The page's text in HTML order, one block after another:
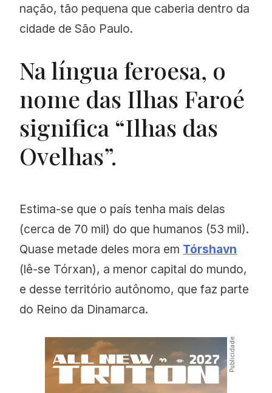
nação, tão pequena que caberia dentro da
cidade de São Paulo.
Na língua feroesa, o
nome das Ilhas Faroé
significa “Ilhas das
Ovelhas”.
Estima-se que o país tenha mais delas
(cerca de 70 mil) do que humanos (53 mil).
Quase metade deles mora em Tórshavn
(lê-se Tórxan), a menor capital do mundo,
e desse território autônomo, que faz parte
do Reino da Dinamarca.